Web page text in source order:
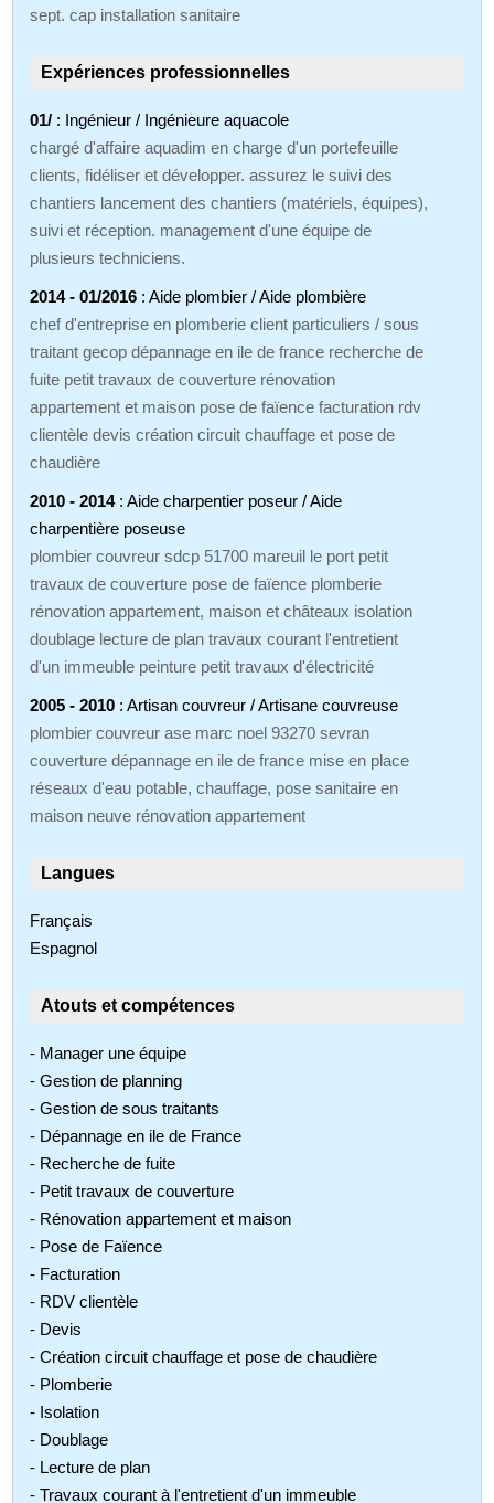
sept. cap installation sanitaire
Expériences professionnelles
01/ : Ingénieur / Ingénieure aquacole
chargé d'affaire aquadim en charge d'un portefeuille
clients, fidéliser et développer. assurez le suivi des
chantiers lancement des chantiers (matériels, équipes),
suivi et réception. management d'une équipe de
plusieurs techniciens.
2014 - 01/2016 : Aide plombier / Aide plombière
chef d'entreprise en plomberie client particuliers / sous
traitant gecop dépannage en ile de france recherche de
fuite petit travaux de couverture rénovation
appartement et maison pose de faïence facturation rdv
clientèle devis création circuit chauffage et pose de
chaudière
2010 - 2014: Aide charpentier poseur / Aide
charpentière poseuse
plombier couvreur sdcp 51700 mareuil le port petit
travaux de couverture pose de faïence plomberie
rénovation appartement, maison et châteaux isolation
doublage lecture de plan travaux courant l'entretient
d'un immeuble peinture petit travaux d'électricité
2005 - 2010 : Artisan couvreur / Artisane couvreuse
plombier couvreur ase marc noel 93270 sevran
couverture dépannage en ile de france mise en place
réseaux d'eau potable, chauffage, pose sanitaire en
maison neuve rénovation appartement
Langues
Français
Espagnol
Atouts et compétences
- Manager une équipe
- Gestion de planning
- Gestion de sous traitants
- Dépannage en ile de France
- Recherche de fuite
- Petit travaux de couverture
- Rénovation appartement et maison
- Pose de Faïence
- Facturation
- RDV clientèle
- Devis
- Création circuit chauffage et pose de chaudière
- Plomberie
- Isolation
- Doublage
- Lecture de plan
- Travaux courant à l'entretient d'un immeuble